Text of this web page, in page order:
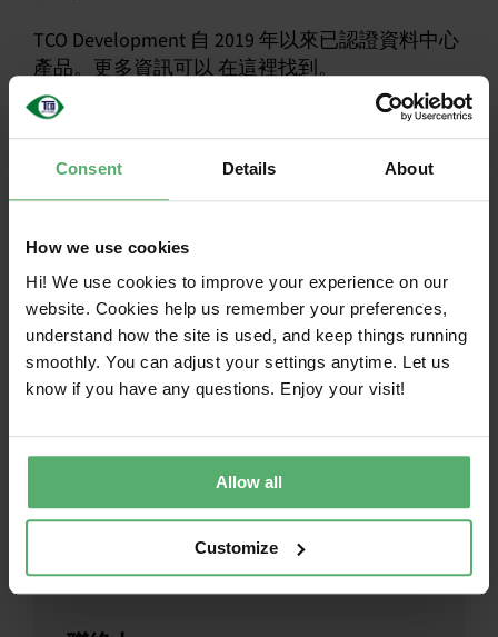
Consent Details About
How we use cookies
Hi! We use cookies to improve your experience on our
website. Cookies help us remember your preferences,
understand how the site is used, and keep things running
smoothly. You can adjust your settings anytime. Let us
know if you have any questions. Enjoy your visit!
Allow all
Customize
TCO Development 自 2019 年以來已認證資料中心
產品。更多資訊可以在這裡找到。
關於SDIA
成立於 2019 年國家統計局.是一個由 100 多個組
織組成的非營利網路，共同致力於建立永續的 數
位經濟。它結合了數位生態系統中的所有利益相
到 2030永續的 數位基礎設施路線圖。
Together toward永續的 IT
新，以在最重要的地方永續性 。每項產品是否符
合所有標準，都會經過獨立驗證。我們的永續的
個關鍵領域問題的長期計劃。使用TCO Certified，
您就加入了永續的 IT 全球運動。